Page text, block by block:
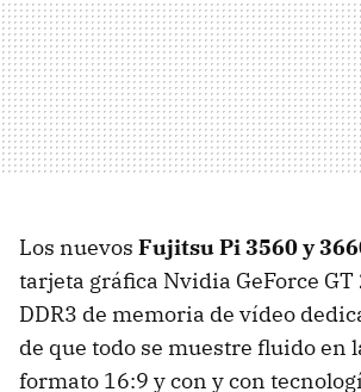
Los nuevos Fujitsu Pi 3560 y
tarjeta gráfica Nvidia GeForce GT
DDR3 de memoria de vídeo
de que todo se muestre fluido en
formato 16:9 y con y con